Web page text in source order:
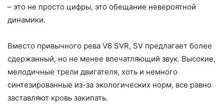
– это не просто цифры, это обещание невероятной
динамики.
Вместо привычного рева V8 SVR, SV предлагает более
сдержанный, но не менее впечатляющий звук. Высокие,
мелодичные трели двигателя, хоть и немного
синтезированные из-за экологических норм, все равно
заставляют кровь закипать.